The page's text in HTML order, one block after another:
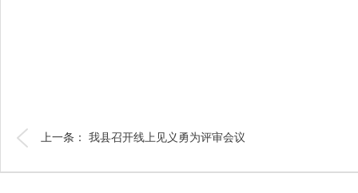
上一条： 我县召开线上见义勇为评审会议